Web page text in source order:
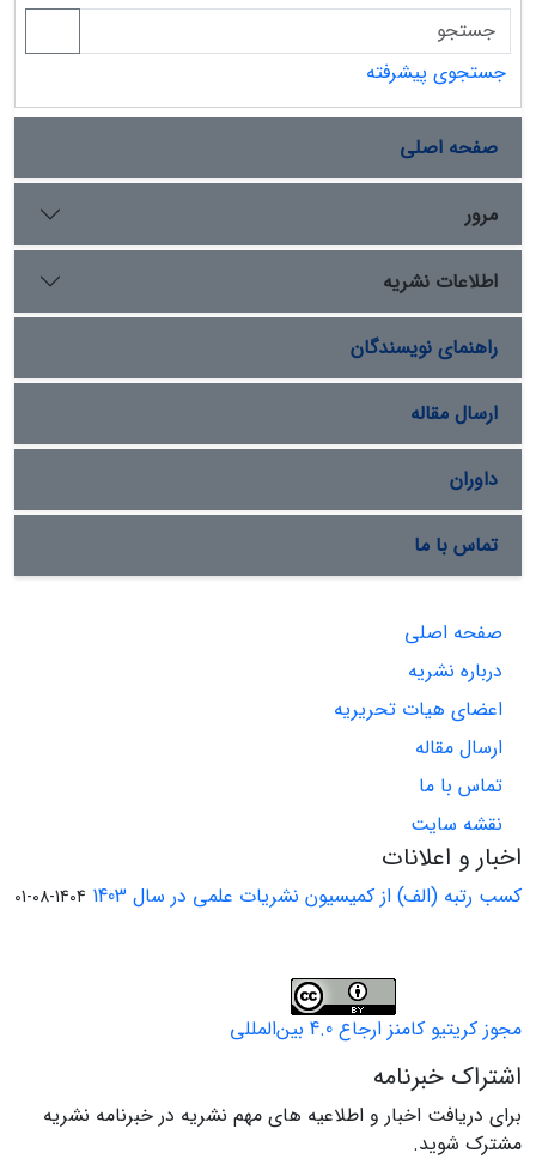
جستجوی پیشرفته
صفحه اصلی
مرور
اطلاعات نشریه
راهنمای نویسندگان
ارسال مقاله
داوران
تماس با ما
صفحه اصلی
درباره نشریه
اعضای هیات تحریریه
ارسال مقاله
تماس با ما
نقشه سایت
اخبار و اعلانات
کسب رتبه (الف) از کمیسیون نشریات علمی در سال 1403 1404-08-01
مجوز کریتیو کامنز ارجاع 4.0 بین‌المللی
اشتراک خبرنامه
برای دریافت اخبار و اطلاعیه های مهم نشریه در خبرنامه نشریه
مشترک شوید.